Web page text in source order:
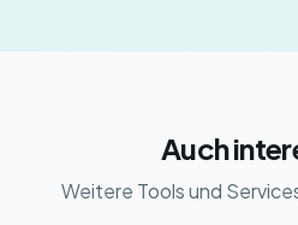
Auch
Weitere Tools und